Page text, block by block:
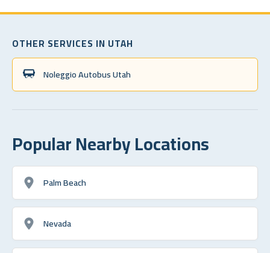
OTHER SERVICES IN UTAH
Noleggio Autobus Utah
Popular Nearby Locations
Palm Beach
Nevada